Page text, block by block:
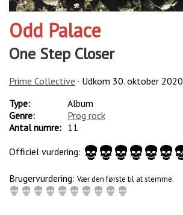
Odd Palace
One Step Closer
Prime Collective · Udkom 30. oktober 2020
Type:
Album
Genre:
Prog rock
Antal numre: 11
Officiel vurdering:
Brugervurdering: Vær den første til at stemme.